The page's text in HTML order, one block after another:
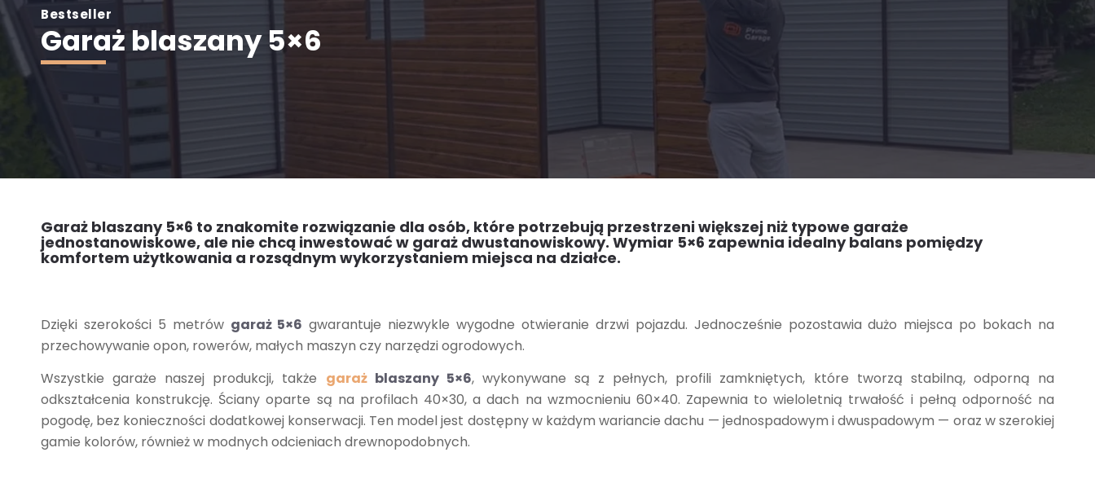
Bestseller
Garaż blaszany 5×6
Garaż blaszany 5×6 to znakomite rozwiązanie dla osób, które potrzebują przestrzeni większej niż typowe garaże
jednostanowiskowe, ale nie chcą inwestować w garaż dwustanowiskowy. Wymiar 5×6 zapewnia idealny balans pomiędzy
komfortem użytkowania a rozsądnym wykorzystaniem miejsca na działce.
Dzięki szerokości 5 metrów garaż 5×6 gwarantuje niezwykle wygodne otwieranie drzwi pojazdu. Jednocześnie pozostawia dużo miejsca po bokach na
przechowywanie opon, rowerów, małych maszyn czy narzędzi ogrodowych.
Wszystkie garaże naszej produkcji, także garażblaszany 5×6, wykonywane są z pełnych, profili zamkniętych, które tworzą stabilną, odporną na
odkształcenia konstrukcję. Ściany oparte są na profilach 40×30, a dach na wzmocnieniu 60×40. Zapewnia to wieloletnią trwałość i pełną odporność na
pogodę, bez konieczności dodatkowej konserwacji. Ten model jest dostępny w każdym wariancie dachu — jednospadowym i dwuspadowym — oraz w szerokiej
gamie kolorów, również w modnych odcieniach drewnopodobnych.